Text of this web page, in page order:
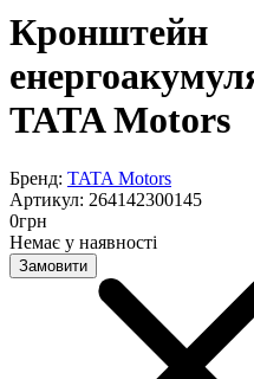
Кронштейн
TATA Motors
Бренд: TATA Motors
Артикул: 264142300145
0грн
Немає у наявності
Замовити